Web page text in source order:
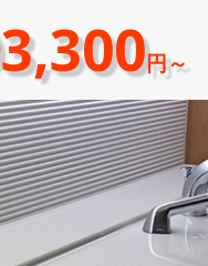
3,300円～